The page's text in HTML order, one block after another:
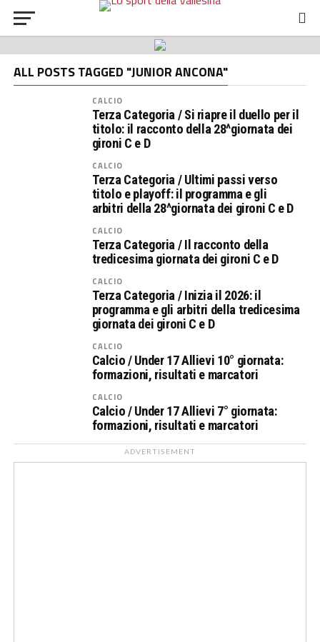
ALL POSTS TAGGED "JUNIOR ANCONA"
CALCIO
Terza Categoria / Si riapre il duello per il
titolo: il racconto della 28^giornata dei
gironi C e D
CALCIO
Terza Categoria / Ultimi passi verso
titolo e playoff: il programma e gli
arbitri della 28^giornata dei gironi C e D
CALCIO
Terza Categoria / Il racconto della
tredicesima giornata dei gironi C e D
CALCIO
Terza Categoria / Inizia il 2026: il
programma e gli arbitri della tredicesima
giornata dei gironi C e D
CALCIO
Calcio / Under 17 Allievi 10° giornata:
formazioni, risultati e marcatori
CALCIO
Calcio / Under 17 Allievi 7° giornata:
formazioni, risultati e marcatori
ADVERTISEMENT